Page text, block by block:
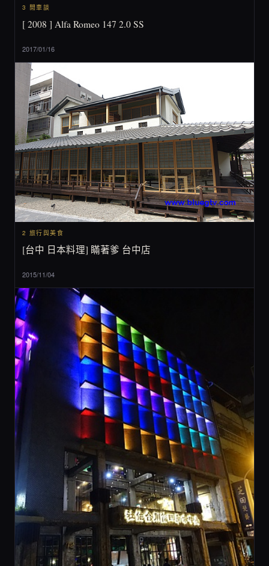
3 閒車談
[ 2008 ] Alfa Romeo 147 2.0 SS
2017/01/16
2 旅行與美食
[台中 日本料理] 瞞著爹 台中店
2015/11/04